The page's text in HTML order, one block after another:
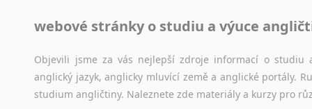
Jazykový korpus je elektronický soubor autentických
původního zdroje textu.
Ostatní pomůcky pro překladatele
webové stránky o studiu a výuce
Objevili jsme za vás nejlepší zdroje informací o studiu
anglický jazyk, anglicky mluvící země a anglické portály.
studium angličtiny. Naleznete zde materiály a kurzy pro